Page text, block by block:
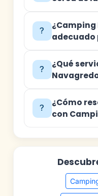
¿Camping
adecuado
¿Qué
¿Cómo
con